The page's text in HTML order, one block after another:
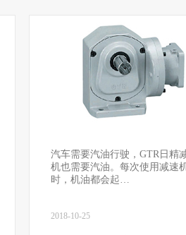
汽车需要汽油行驶，GTR日精
机也需要汽油。每次使用减速
时，机油都会起…
2018-10-25